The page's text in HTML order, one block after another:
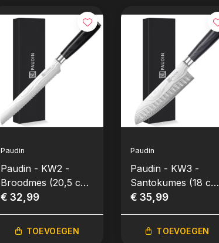
Paudin
Paudin - KW2 -
Broodmes (20,5 cm
/ 8”)
€ 32,99
TOEVOEGEN
Paudin
Paudin - KW3 -
Santokumes (18 cm
/ 7”)
€ 35,99
TOEVOEGEN